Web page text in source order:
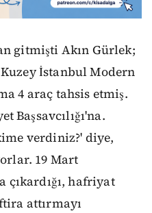
gitmişti Akın Gürlek;
Kuzey İstanbul Modern
4 araç tahsis etmiş.
Başsavcılığı'na.
verdiniz?' diye,
19 Mart
çıkardığı, hafriyat
attırmayı